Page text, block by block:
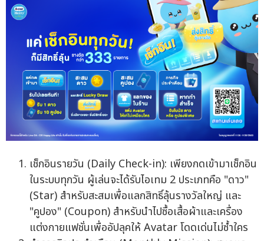
เช็กอินรายวัน (Daily Check-in): เพียงกดเข้ามาเช็กอิน
ในระบบทุกวัน ผู้เล่นจะได้รับไอเทม 2 ประเภทคือ "ดาว"
(Star) สำหรับสะสมเพื่อแลกสิทธิ์ลุ้นรางวัลใหญ่ และ
"คูปอง" (Coupon) สำหรับนำไปซื้อเสื้อผ้าและเครื่อง
แต่งกายแฟชั่นเพื่ออัปลุคให้ Avatar โดดเด่นไม่ซ้ำใคร